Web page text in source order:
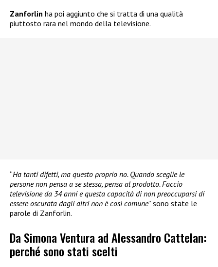
Zanforlin ha poi aggiunto che si tratta di una qualità
piuttosto rara nel mondo della televisione.
“Ha tanti difetti, ma questo proprio no. Quando sceglie le
persone non pensa a se stessa, pensa al prodotto. Faccio
televisione da 34 anni e questa capacità di non preoccuparsi di
essere oscurata dagli altri non è così comune” sono state le
parole di Zanforlin.
Da Simona Ventura ad Alessandro Cattelan:
perché sono stati scelti